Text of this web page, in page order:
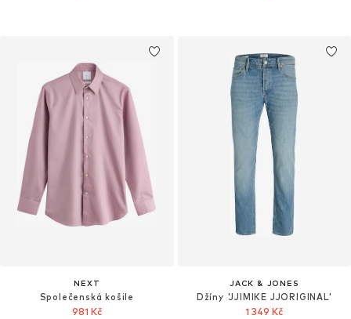
NEXT
Společenská košile
981 Kč
JACK & JONES
Džíny 'JJIMIKE JJORIGINAL'
1 349 Kč